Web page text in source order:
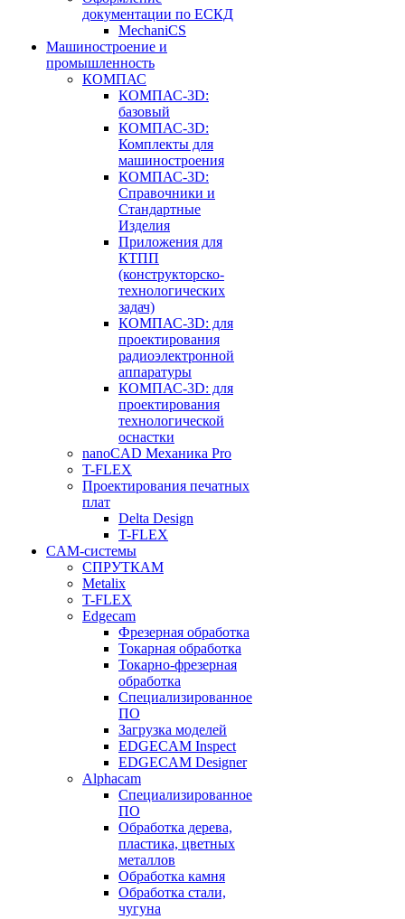
документации по ЕСКД
MechaniCS
Машиностроение и
промышленность
КОМПАС
КОМПАС-3D:
базовый
КОМПАС-3D:
Комплекты для
машиностроения
КОМПАС-3D:
Справочники и
Стандартные
Изделия
Приложения для
КТПП
(конструкторско-
технологических
задач)
КОМПАС-3D: для
проектирования
радиоэлектронной
аппаратуры
КОМПАС-3D: для
проектирования
технологической
оснастки
nanoCAD Механика Pro
T-FLEX
Проектирования печатных
плат
Delta Design
T-FLEX
CAM-системы
СПРУТКAM
Metalix
T-FLEX
Edgecam
Фрезерная обработка
Токарная обработка
Токарно-фрезерная
обработка
Специализированное
ПО
Загрузка моделей
EDGECAM Inspect
EDGECAM Designer
Alphacam
Специализированное
ПО
Обработка дерева,
пластика, цветных
металлов
Обработка камня
Обработка стали,
чугуна